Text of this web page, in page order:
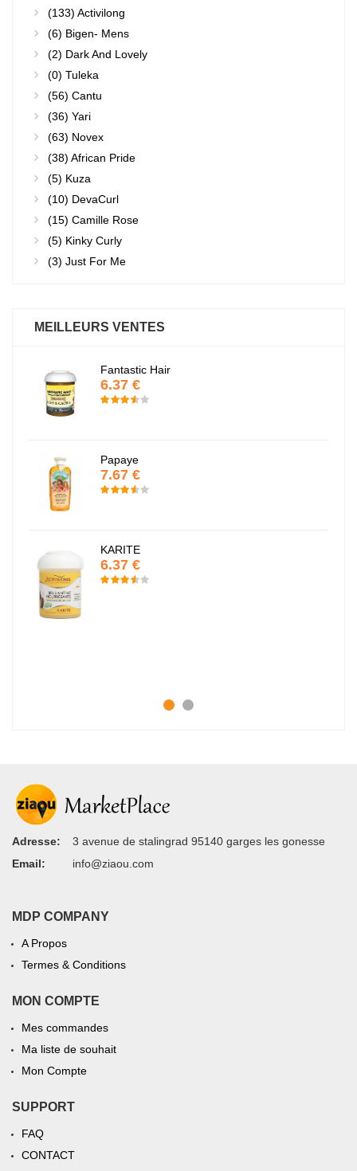
(133) Activilong
(6) Bigen- Mens
(2) Dark And Lovely
(0) Tuleka
(56) Cantu
(36) Yari
(63) Novex
(38) African Pride
(5) Kuza
(10) DevaCurl
(15) Camille Rose
(5) Kinky Curly
(3) Just For Me
MEILLEURS VENTES
Fantastic Hair
6.37 €
Papaye
7.67 €
KARITE
6.37 €
Adresse:
3 avenue de stalingrad 95140 garges les gonesse
Email:
info@ziaou.com
MDP COMPANY
A Propos
Termes & Conditions
MON COMPTE
Mes commandes
Ma liste de souhait
Mon Compte
SUPPORT
FAQ
CONTACT